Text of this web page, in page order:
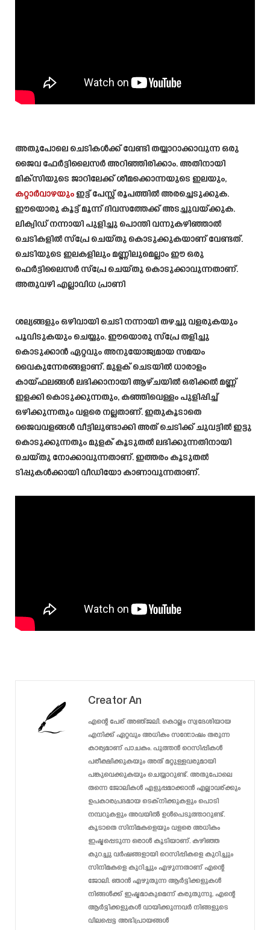
അതുപോലെ ചെടികൾക്ക് വേണ്ടി തയ്യാറാക്കാവുന്ന ഒരു
ജൈവ ഫേർട്ടിലൈസർ അറിഞ്ഞിരിക്കാം. അതിനായി
മിക്സിയുടെ ജാറിലേക്ക് ശീമക്കൊന്നയുടെ ഇലയും,
കറ്റാർവാഴയും ഇട്ട് പേസ്റ്റ് രൂപത്തിൽ അരച്ചെടുക്കുക.
ഈയൊരു കൂട്ട് മൂന്ന് ദിവസത്തേക്ക് അടച്ചുവയ്ക്കുക.
ലിക്വിഡ് നന്നായി പുളിച്ചു പൊന്തി വന്നുകഴിഞ്ഞാൽ
ചെടികളിൽ സ്പ്രേ ചെയ്തു കൊടുക്കുകയാണ് വേണ്ടത്.
ചെടിയുടെ ഇലകളിലും മണ്ണിലുമെല്ലാം ഈ ഒരു
ഫെർട്ടിലൈസർ സ്പ്രേ ചെയ്തു കൊടുക്കാവുന്നതാണ്.
അതുവഴി എല്ലാവിധ പ്രാണി
ശല്യങ്ങളും ഒഴിവായി ചെടി നന്നായി തഴച്ചു വളരുകയും
പൂവിടുകയും ചെയ്യും. ഈയൊരു സ്പ്രേ തളിച്ചു
കൊടുക്കാൻ ഏറ്റവും അനുയോജ്യമായ സമയം
വൈകുന്നേരങ്ങളാണ്. മുളക് ചെടയിൽ ധാരാളം
കായ്ഫലങ്ങൾ ലഭിക്കാനായി ആഴ്ചയിൽ ഒരിക്കൽ മണ്ണ്
ഇളക്കി കൊടുക്കുന്നതും, കഞ്ഞിവെള്ളം പുളിപ്പിച്ച്
ഒഴിക്കുന്നതും വളരെ നല്ലതാണ്. ഇതുകൂടാതെ
ജൈവവളങ്ങൾ വീട്ടിലുണ്ടാക്കി അത് ചെടിക്ക് ചുവട്ടിൽ ഇട്ടു
കൊടുക്കുന്നതും മുളക് കൂടുതൽ ലഭിക്കുന്നതിനായി
ചെയ്തു നോക്കാവുന്നതാണ്. ഇത്തരം കൂടുതൽ
ടിപ്പുകൾക്കായി വീഡിയോ കാണാവുന്നതാണ്.
Creator An
എന്റെ പേര് അഞ്ജലി. കൊല്ലം സ്വദേശിയായ
എനിക്ക് ഏറ്റവും അധികം സന്തോഷം തരുന്ന
കാര്യമാണ് പാചകം. പുത്തൻ റെസിപ്പികൾ
പരീക്ഷിക്കുകയും അത് മറ്റുള്ളവരുമായി
പങ്കുവെക്കുകയും ചെയ്യാറുണ്ട്. അതുപോലെ
തന്നെ ജോലികൾ എളുപ്പമാക്കാൻ എല്ലാവര്ക്കും
ഉപകാരപ്രദമായ ടെക്‌നിക്കുകളും പൊടി
നമ്പറുകളും അവയിൽ ഉൾപെടുത്താറുണ്ട്.
കൂടാതെ സിനിമകളെയും വളരെ അധികം
ഇഷ്ടപ്പെടുന്ന ഒരാൾ കൂടിയാണ്. കഴിഞ്ഞ
കുറച്ചു വർഷങ്ങളായി റെസിപ്പികളെ കുറിച്ചും
സിനിമകളെ കുറിച്ചും എഴുന്നതാണ് എന്റെ
ജോലി. ഞാൻ എഴുതുന്ന ആർട്ടിക്കളുകൾ
നിങ്ങൾക്ക് ഇഷ്ടമാകുമെന്ന് കരുതുന്നു. എന്റെ
ആർട്ടിക്കളുകൾ വായിക്കുന്നവർ നിങ്ങളുടെ
വിലപ്പെട്ട അഭിപ്രായങ്ങൾ